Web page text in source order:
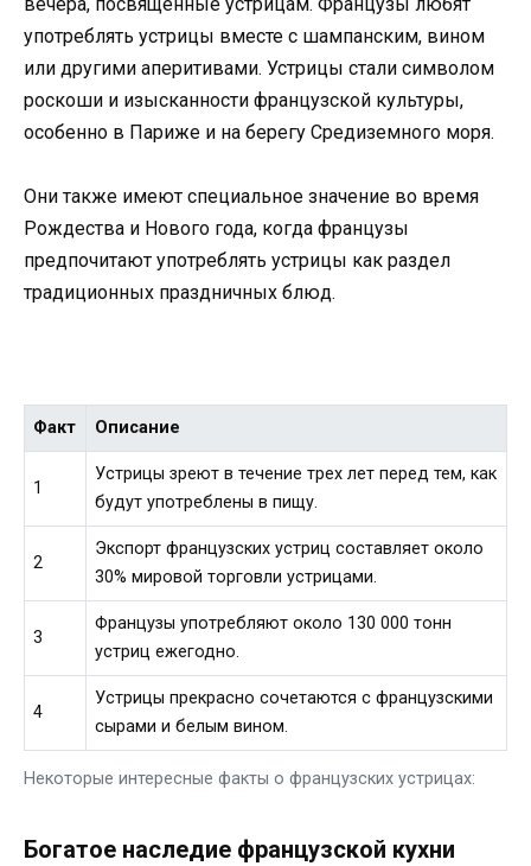
употреблять устрицы вместе с шампанским, вином
или другими аперитивами. Устрицы стали символом
роскоши и изысканности французской культуры,
особенно в Париже и на берегу Средиземного моря.
Они также имеют специальное значение во время
Рождества и Нового года, когда французы
предпочитают употреблять устрицы как раздел
традиционных праздничных блюд.
Некоторые интересные факты о французских устрицах:
Факт Описание
1
Устрицы зреют в течение трех лет перед тем, как
будут употреблены в пищу.
2
Экспорт французских устриц составляет около
30% мировой торговли устрицами.
3
Французы употребляют около 130 000 тонн
устриц ежегодно.
4
Устрицы прекрасно сочетаются с французскими
сырами и белым вином.
Богатое наследие французской кухни